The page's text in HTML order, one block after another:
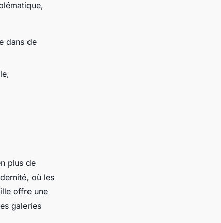
dans de
plus de
où les
offre une
galeries